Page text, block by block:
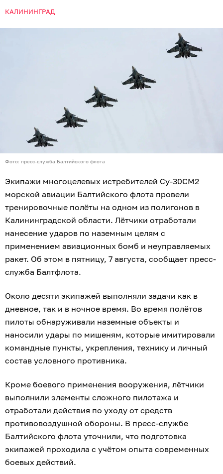
КАЛИНИНГРАД
Фото: пресс-служба Балтийского флота
Экипажи многоцелевых истребителей Су-30СМ2
морской авиации Балтийского флота провели
тренировочные полёты на одном из полигонов в
Калининградской области. Лётчики отработали
нанесение ударов по наземным целям с
применением авиационных бомб и неуправляемых
ракет. Об этом в пятницу, 7 августа, сообщает пресс-
служба Балтфлота.
Около десяти экипажей выполняли задачи как в
дневное, так и в ночное время. Во время полётов
пилоты обнаруживали наземные объекты и
наносили удары по мишеням, которые имитировали
командные пункты, укрепления, технику и личный
состав условного противника.
Кроме боевого применения вооружения, лётчики
выполнили элементы сложного пилотажа и
отработали действия по уходу от средств
противовоздушной обороны. В пресс-службе
Балтийского флота уточнили, что подготовка
экипажей проходила с учётом опыта современных
боевых действий.